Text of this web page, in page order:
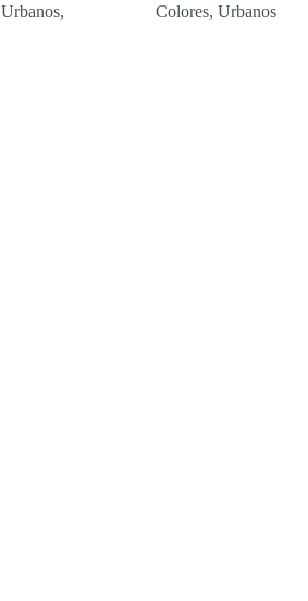
Urbanos,
Colores,Urbanos